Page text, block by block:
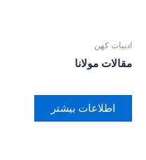
ادبیات کهن
مقالات مولانا
اطلاعات بیشتر